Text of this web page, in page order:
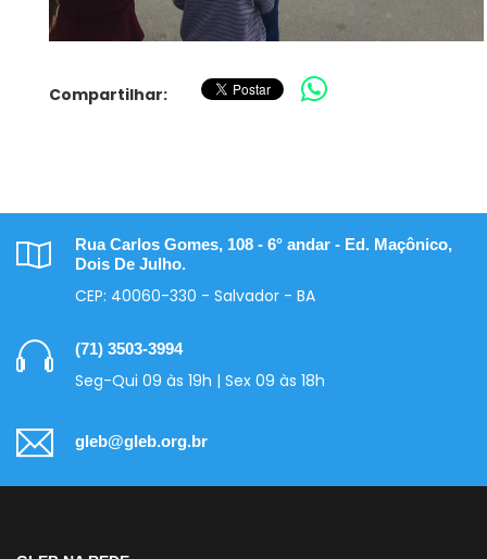
Compartilhar:
Rua Carlos Gomes, 108 - 6° andar - Ed. Maçônico,
Dois De Julho.
CEP: 40060-330 - Salvador - BA
(71) 3503-3994
Seg-Qui 09 às 19h | Sex 09 às 18h
gleb@gleb.org.br